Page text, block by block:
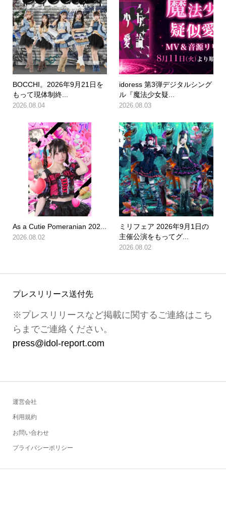
BOCCHI。2026年9月21日を
もって現体制終...
2026.08.04
idoress 第3弾デジタルシング
ル『魔法少女疑...
2026.08.03
As a Cutie Pomeranian 202...
2026.08.02
ミリフェア 2026年9月1日の
主催公演をもってグ...
2026.08.02
プレスリリース送付先
※プレスリリースなど掲載に関するご連絡はこち
らまでご連絡ください。
press@idol-report.com
運営会社
利用規約
お問い合わせ
プライバシーポリシー